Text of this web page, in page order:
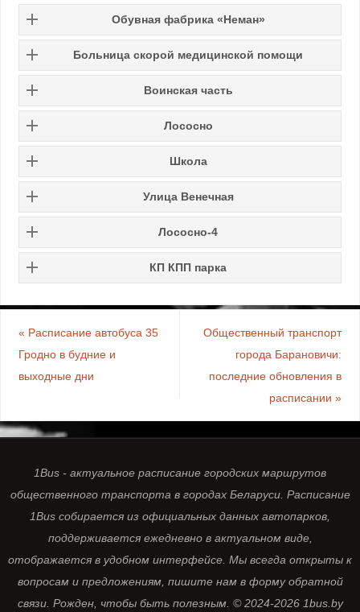
Обувная фабрика «Неман»
Больница скорой медицинской помощи
Воинская часть
Лососно
Школа
Улица Венечная
Лососно-4
КП КПП парка
« Расписание автобуса 35
Гродно в будние и
выходные дни
Общественный транспорт
города Барановичи:
последние обновления в
расписании»
1Bus - актуальное расписание городских маршрутов
общественного транспорта в городах Беларуси. Расписание
1Bus собирается из официальных данных автопарков,
поддерживается ежедневно в актуальном виде,
отображается в удобном интерфейсе. Мы всегда открыты к
вопросам и предложениям, пишите нам в форму обратной
связи. Рожден, чтобы быть полезным. © 2024-2026 1bus.by